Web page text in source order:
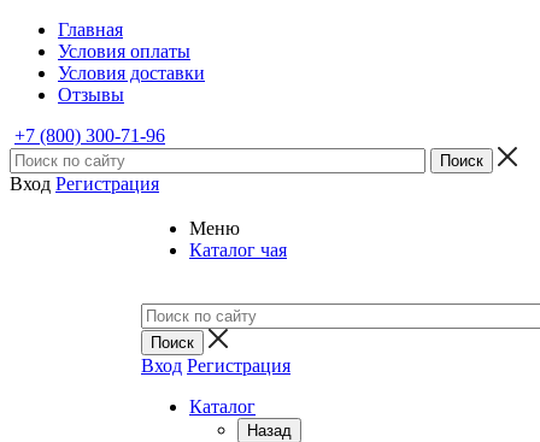
Главная
Условия оплаты
Условия доставки
Отзывы
+7 (800) 300-71-96
Вход Регистрация
Меню
Каталог чая
Вход Регистрация
Каталог
Назад